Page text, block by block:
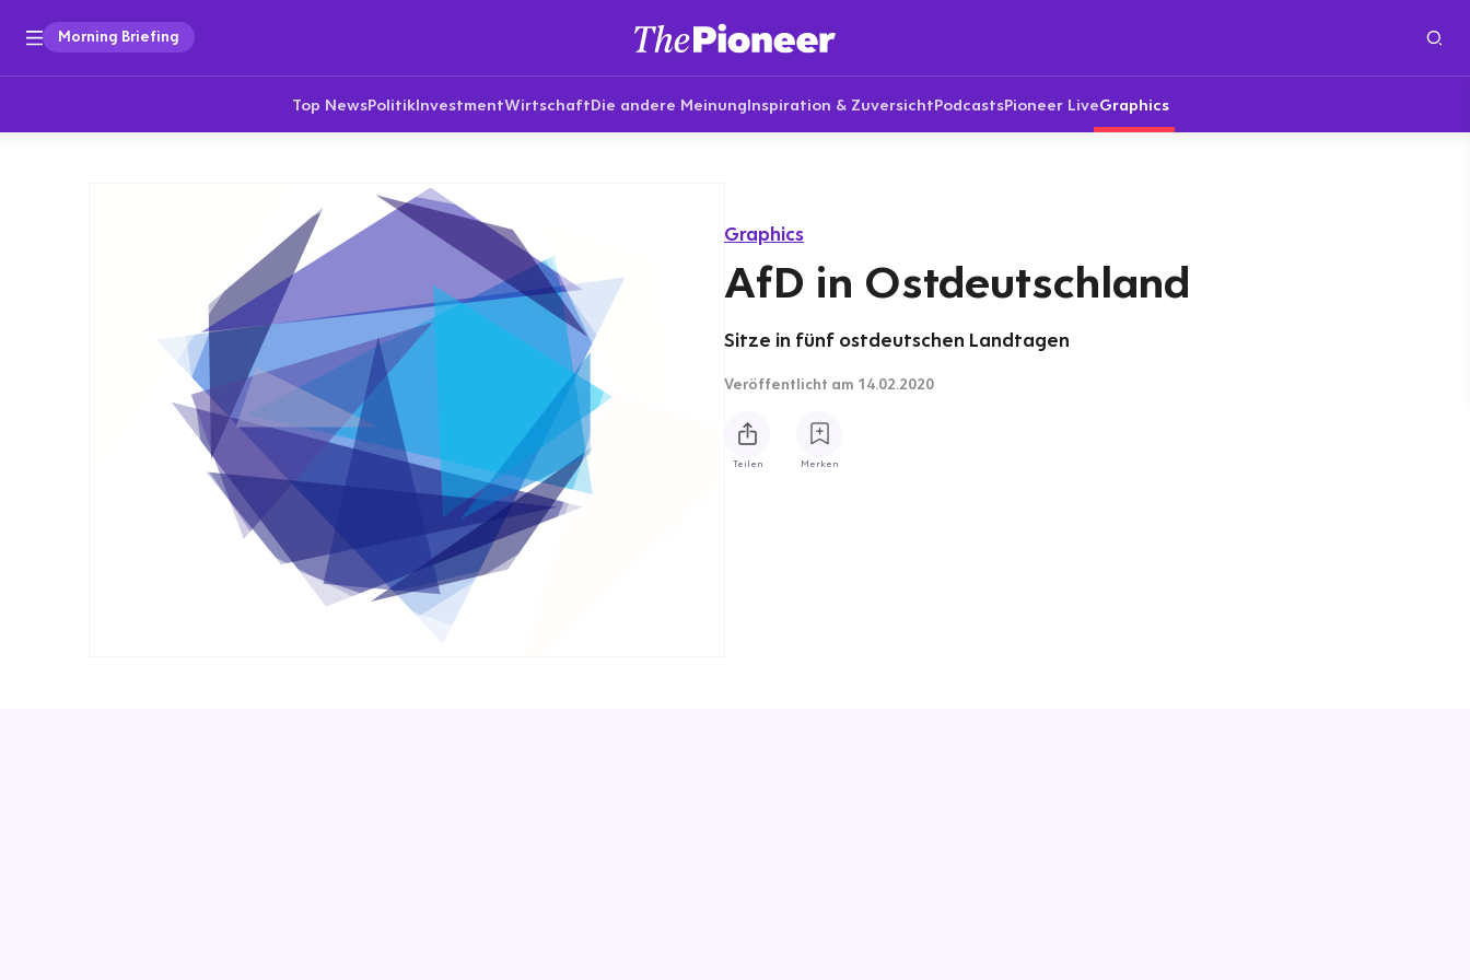
Morning Briefing
Top NewsPolitikInvestmentWirtschaftDie andere MeinungInspiration & ZuversichtPodcastsPioneer LiveGraphics
Graphics
AfD in Ostdeutschland
Sitze in fünf ostdeutschen Landtagen
Veröffentlicht am 14.02.2020
Teilen Merken